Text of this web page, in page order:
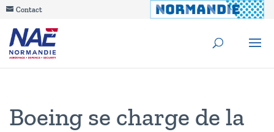
Contact
Boeing se charge de la